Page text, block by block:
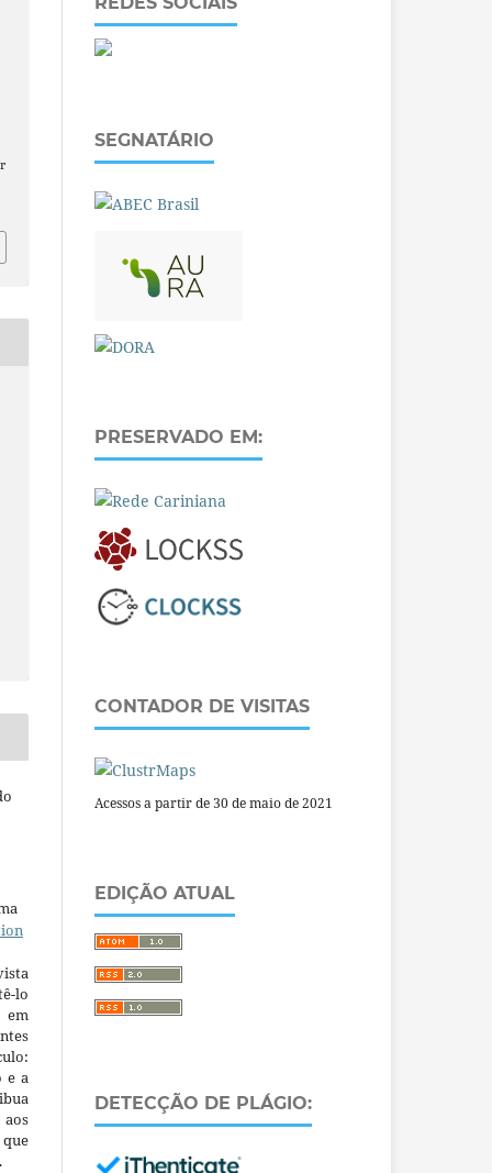
lo
em
e a
SEGNATÁRIO
PRESERVADO EM:
CONTADOR DE VISITAS
Acessos a partir de 30 de maio de 2021
EDIÇÃO ATUAL
DETECÇÃO DE PLÁGIO: